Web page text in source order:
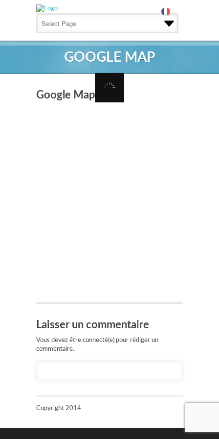
GOOGLE MAP
Google Map
Laisser un commentaire
Vous devez être connecté(e) pour rédiger un
commentaire.
Copyright 2014